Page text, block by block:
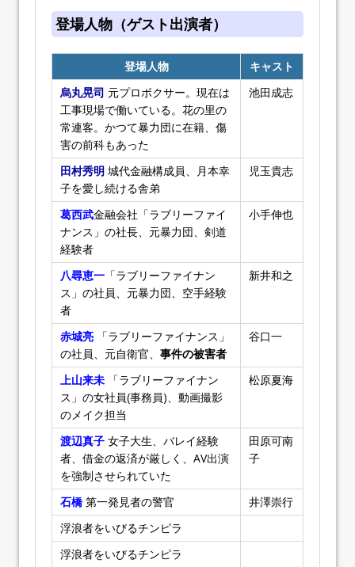
登場人物（ゲスト出演者）
登場人物
キャスト
烏丸晃司 元プロボクサー。現在は
工事現場で働いている。花の里の
常連客。かつて暴力団に在籍、傷
害の前科もあった
池田成志
田村秀明 城代金融構成員、月本幸
子を愛し続ける舎弟
児玉貴志
葛西武金融会社「ラブリーファイ
ナンス」の社長、元暴力団、剣道
経験者
小手伸也
八尋恵一 「ラブリーファイナン
ス」の社員、元暴力団、空手経験
者
新井和之
赤城亮 「ラブリーファイナンス」
の社員、元自衛官、 事件の被害者
谷口一
上山来未 「ラブリーファイナン
ス」の女社員(事務員)、動画撮影
のメイク担当
松原夏海
渡辺真子 女子大生、バレイ経験
者、借金の返済が厳しく、AV出演
を強制させられていた
田原可南
子
石橋 第一発見者の警官
井澤崇行
浮浪者をいびるチンピラ
浮浪者をいびるチンピラ